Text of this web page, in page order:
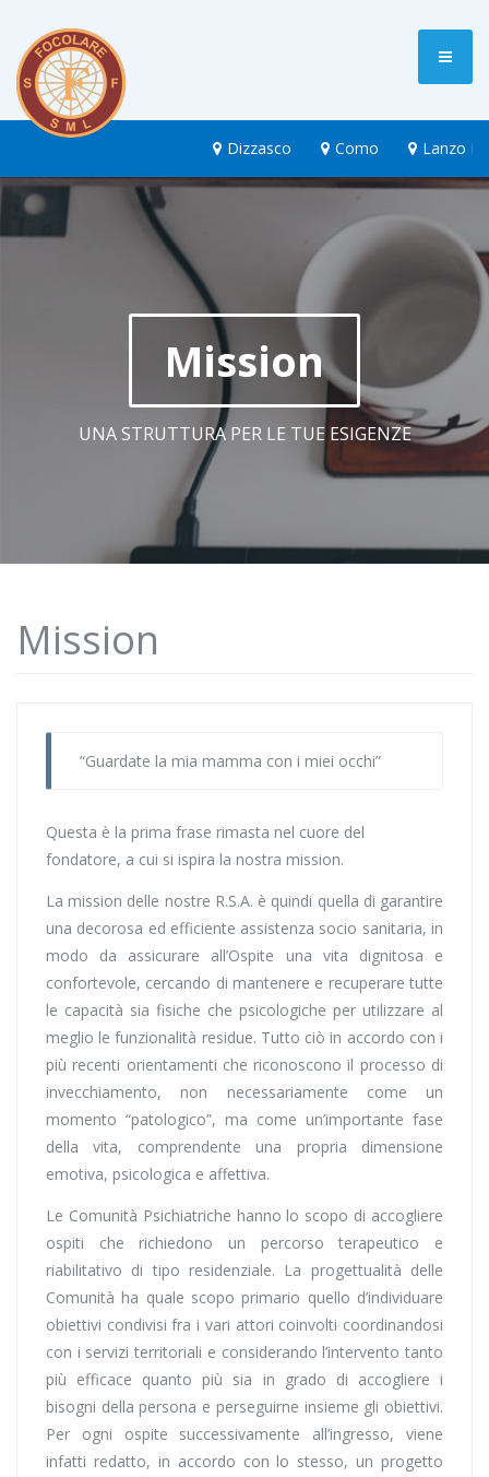
Dizzasco Como Lanzo
Mission
UNA STRUTTURA PER LE TUE ESIGENZE
Mission
“Guardate la mia mamma con i miei occhi”
Questa è la prima frase rimasta nel cuore del
fondatore, a cui si ispira la nostra mission.
La mission delle nostre R.S.A. è quindi quella di garantire
una decorosa ed efficiente assistenza socio sanitaria, in
modo da assicurare all’Ospite una vita dignitosa e
confortevole, cercando di mantenere e recuperare tutte
le capacità sia fisiche che psicologiche per utilizzare al
meglio le funzionalità residue. Tutto ciò in accordo con i
più recenti orientamenti che riconoscono il processo di
invecchiamento, non necessariamente come un
momento “patologico”, ma come un’importante fase
della vita, comprendente una propria dimensione
emotiva, psicologica e affettiva.
Le Comunità Psichiatriche hanno lo scopo di accogliere
ospiti che richiedono un percorso terapeutico e
riabilitativo di tipo residenziale. La progettualità delle
Comunità ha quale scopo primario quello d’individuare
obiettivi condivisi fra i vari attori coinvolti coordinandosi
con i servizi territoriali e considerando l’intervento tanto
più efficace quanto più sia in grado di accogliere i
bisogni della persona e perseguirne insieme gli obiettivi.
Per ogni ospite successivamente all’ingresso, viene
infatti redatto, in accordo con lo stesso, un progetto